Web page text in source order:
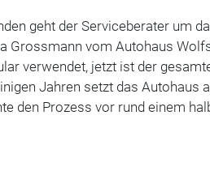
geht der Serviceberater um
Grossmann vom Autohaus
verwendet, jetzt ist der
Jahren setzt das Autohaus
den Prozess vor rund einem